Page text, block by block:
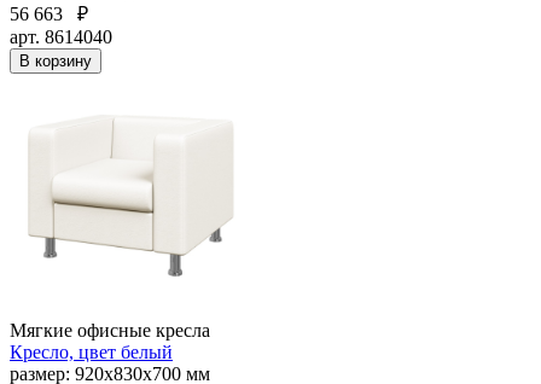
56 663
₽
арт. 8614040
В корзину
Мягкие офисные кресла
Кресло, цвет белый
размер: 920х830х700 мм